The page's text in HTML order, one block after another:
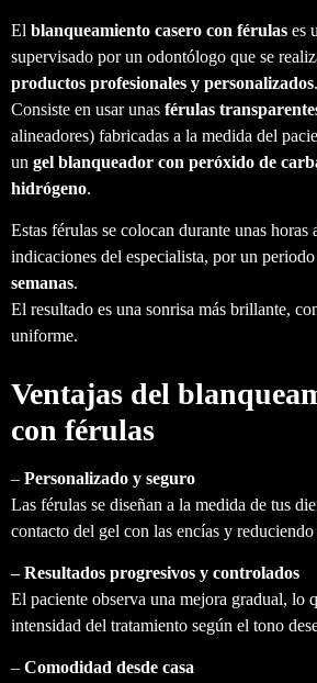
El blanqueamiento casero con férulas es
supervisado por un odontólogo que se
productos profesionales y personalizados.
Consiste en usar unas férulas
alineadores) fabricadas a la medida del
un gel blanqueador con peróxido de
hidrógeno.
Estas férulas se colocan durante unas horas
indicaciones del especialista, por un
semanas.
El resultado es una sonrisa más brillante,
uniforme.
Ventajas del
con férulas
– Personalizado y seguro
Las férulas se diseñan a la medida de tus
contacto del gel con las encías y
– Resultados progresivos y controlados
El paciente observa una mejora gradual, lo
intensidad del tratamiento según el tono
– Comodidad desde casa